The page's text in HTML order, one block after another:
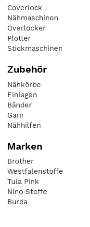
Coverlock
Nähmaschinen
Overlocker
Plotter
Stickmaschinen
Zubehör
Nähkörbe
Einlagen
Bänder
Garn
Nähhilfen
Marken
Brother
Westfalenstoffe
Tula Pink
Nino Stoffe
Burda